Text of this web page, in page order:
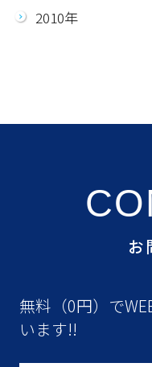
2010年
お
無料（0円）で
います!!